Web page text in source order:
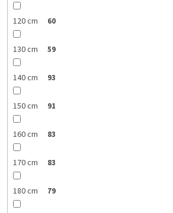
120 cm 60
130 cm 59
140 cm 93
150 cm 91
160 cm 83
170 cm 83
180 cm 79